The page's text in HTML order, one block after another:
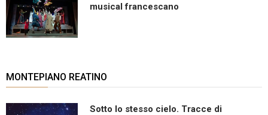
musical francescano
MONTEPIANO REATINO
Sotto lo stesso cielo. Tracce di